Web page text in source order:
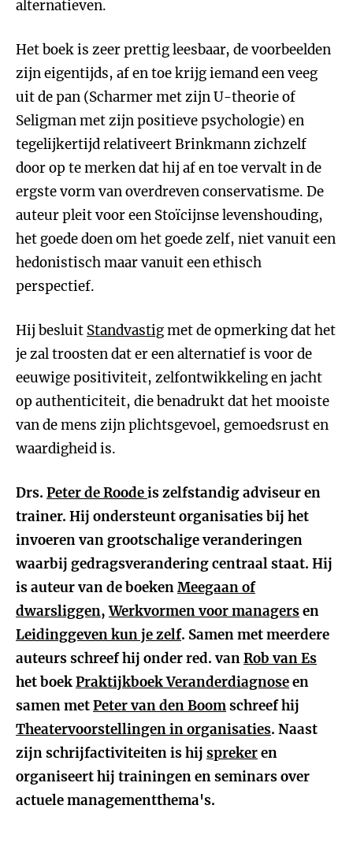
alternatieven.
Het boek is zeer prettig leesbaar, de voorbeelden
zijn eigentijds, af en toe krijg iemand een veeg
uit de pan (Scharmer met zijn U-theorie of
Seligman met zijn positieve psychologie) en
tegelijkertijd relativeert Brinkmann zichzelf
door op te merken dat hij af en toe vervalt in de
ergste vorm van overdreven conservatisme. De
auteur pleit voor een Stoïcijnse levenshouding,
het goede doen om het goede zelf, niet vanuit een
hedonistisch maar vanuit een ethisch
perspectief.
Hij besluit Standvastigmet de opmerking dat het
je zal troosten dat er een alternatief is voor de
eeuwige positiviteit, zelfontwikkeling en jacht
op authenticiteit, die benadrukt dat het mooiste
van de mens zijn plichtsgevoel, gemoedsrust en
waardigheid is.
Drs. Peter de Roodeis zelfstandig adviseur en
trainer. Hij ondersteunt organisaties bij het
invoeren van grootschalige veranderingen
waarbij gedragsverandering centraal staat. Hij
is auteur van de boekenMeegaan of
dwarsliggen,Werkvormen voor managersen
Leidinggeven kun je zelf. Samen met meerdere
auteurs schreef hij onder red. vanRob van Es
het boekPraktijkboek Veranderdiagnoseen
samen metPeter van den Boomschreef hij
Theatervoorstellingen in organisaties. Naast
zijn schrijfactiviteiten is hij sprekeren
organiseert hij trainingen en seminars over
actuele managementthema's.